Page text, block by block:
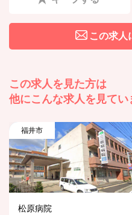
この求人
この求人を見た方は
他にこんな求人を見てい
福井市
松原病院